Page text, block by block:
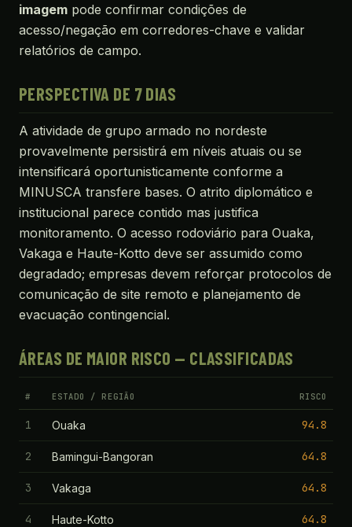
imagem pode confirmar condições de
acesso/negação em corredores-chave e validar
relatórios de campo.
PERSPECTIVA DE 7 DIAS
A atividade de grupo armado no nordeste
provavelmente persistirá em níveis atuais ou se
intensificará oportunisticamente conforme a
MINUSCA transfere bases. O atrito diplomático e
institucional parece contido mas justifica
monitoramento. O acesso rodoviário para Ouaka,
Vakaga e Haute-Kotto deve ser assumido como
degradado; empresas devem reforçar protocolos de
comunicação de site remoto e planejamento de
evacuação contingencial.
ÁREAS DE MAIOR RISCO — CLASSIFICADAS
# ESTADO / REGIÃO RISCO
1 Ouaka 94.8
2 Bamingui-Bangoran 64.8
3 Vakaga 64.8
4 Haute-Kotto 64.8